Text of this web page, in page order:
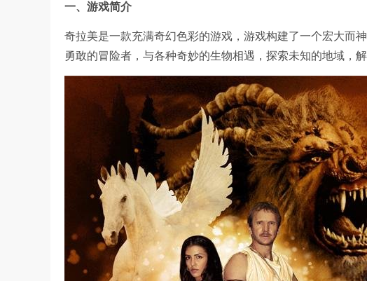
一、游戏简介
奇拉美是一款充满奇幻色彩的游戏，游戏构建了一个宏大而
勇敢的冒险者，与各种奇妙的生物相遇，探索未知的地域，解